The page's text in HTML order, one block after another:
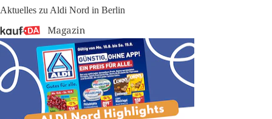
Aktuelles zu Aldi Nord in Berlin